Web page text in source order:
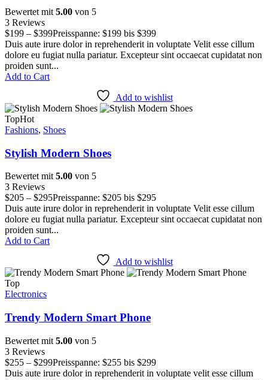
Bewertet mit 5.00 von 5
3 Reviews
$199 – $399Preisspanne: $199 bis $399
Duis aute irure dolor in reprehenderit in voluptate Velit esse cillum
dolore eu fugiat nulla pariatur. Excepteur sint occaecat cupidatat non
proiden sunt...
Add to Cart
Add to wishlist
TopHot
Fashions, Shoes
Stylish Modern Shoes
Bewertet mit 5.00 von 5
3 Reviews
$205 – $295Preisspanne: $205 bis $295
Duis aute irure dolor in reprehenderit in voluptate Velit esse cillum
dolore eu fugiat nulla pariatur. Excepteur sint occaecat cupidatat non
proiden sunt...
Add to Cart
Add to wishlist
Top
Electronics
Trendy Modern Smart Phone
Bewertet mit 5.00 von 5
3 Reviews
$255 – $299Preisspanne: $255 bis $299
Duis aute irure dolor in reprehenderit in voluptate velit esse cillum